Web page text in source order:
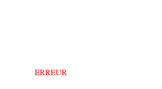
ERREUR